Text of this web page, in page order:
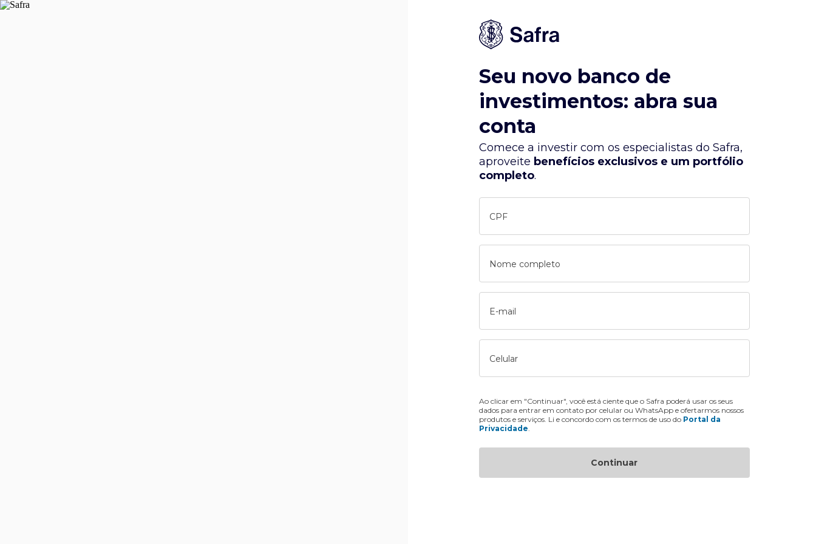
Seu novo banco de
investimentos: abra sua
conta
Comece a investir com os especialistas do Safra,
aproveite benefícios exclusivos e um portfólio
completo.
CPF
Nome completo
E-mail
Celular
Ao clicar em "Continuar", você está ciente que o Safra poderá usar os seus
dados para entrar em contato por celular ou WhatsApp e ofertarmos nossos
produtos e serviços. Li e concordo com os termos de uso do Portal da
Privacidade
Continuar